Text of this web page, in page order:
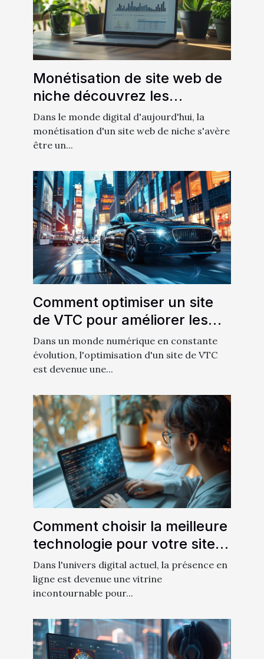
Monétisation de site web de
niche découvrez les
techniques méconnues
Dans le monde digital d'aujourd'hui, la
monétisation d'un site web de niche s'avère
être un...
Comment optimiser un site
de VTC pour améliorer les
conversions
Dans un monde numérique en constante
évolution, l'optimisation d'un site de VTC
est devenue une...
Comment choisir la meilleure
technologie pour votre site
vitrine
Dans l'univers digital actuel, la présence en
ligne est devenue une vitrine
incontournable pour...